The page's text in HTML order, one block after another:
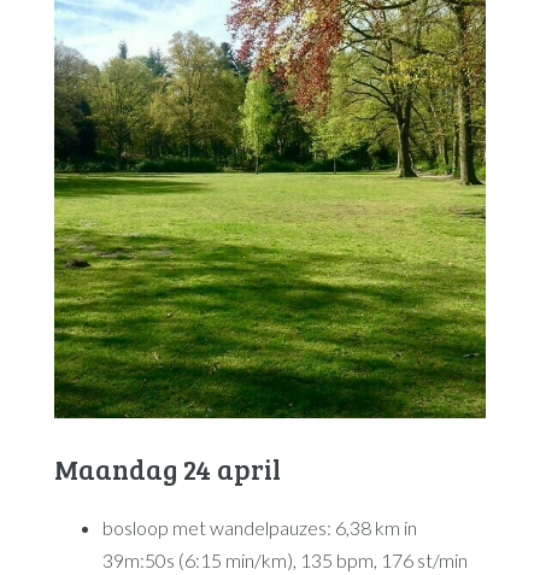
Maandag 24 april
bosloop met wandelpauzes: 6,38 km in
39m:50s (6:15 min/km), 135 bpm, 176 st/min